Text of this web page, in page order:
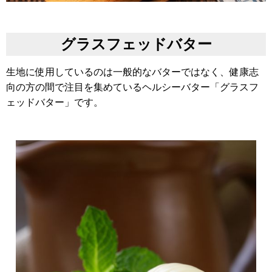
グラスフェッドバター
生地に使用しているのは一般的なバターではなく、健康志
向の方の間で注目を集めているヘルシーバター「グラスフ
ェッドバター」です。